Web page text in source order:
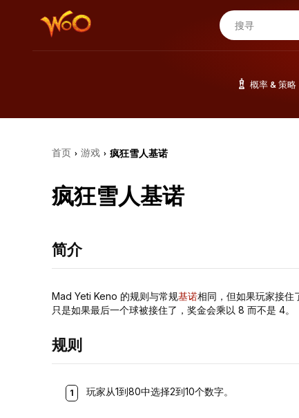
概率 & 策略
首页 › 游戏 › 疯狂雪人基诺
疯狂雪人基诺
简介
Mad Yeti Keno 的规则与常规基诺相同，但如果玩家接住
只是如果最后一个球被接住了，奖金会乘以 8 而不是 4。
规则
玩家从1到80中选择2到10个数字。